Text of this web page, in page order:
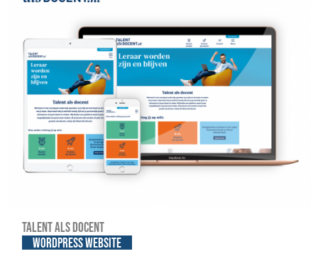
Talent als Docent
WordPress website